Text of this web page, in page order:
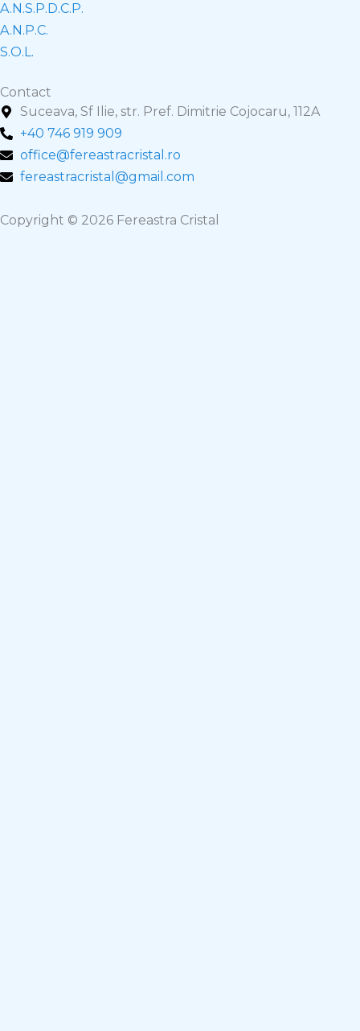
A.N.S.P.D.C.P.
A.N.P.C.
S.O.L.
Contact
Suceava, Sf Ilie, str. Pref. Dimitrie Cojocaru, 112A
+40 746 919 909
office@fereastracristal.ro
fereastracristal@gmail.com
Copyright © 2026 Fereastra Cristal